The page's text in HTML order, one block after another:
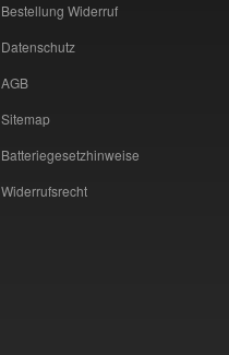
Bestellung Widerruf
Datenschutz
AGB
Sitemap
Batteriegesetzhinweise
Widerrufsrecht